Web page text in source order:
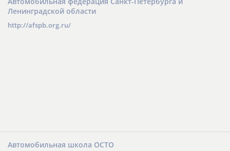
Ленинградской области
http://afspb.org.ru/
Автомобильная школа ОСТО